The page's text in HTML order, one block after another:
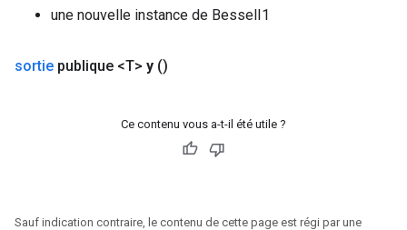
une nouvelle instance de BesselI1
sortie publique <T> y ()
Ce contenu vous a-t-il été utile ?
Sauf indication contraire, le contenu de cette page est régi par une